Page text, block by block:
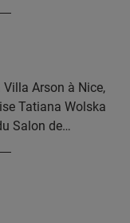
Arson à Nice,
Tatiana Wolska
Salon de…